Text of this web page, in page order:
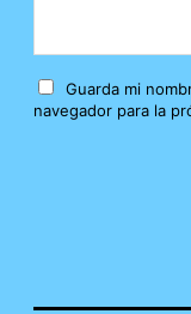
Guarda mi
navegador para la